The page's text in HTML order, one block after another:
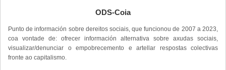
ODS-Coia
Punto de información sobre dereitos sociais, que funcionou de 2007 a 2023,
coa vontade de: ofrecer información alternativa sobre axudas sociais,
visualizar/denunciar o empobrecemento e artellar respostas colectivas
fronte ao capitalismo.